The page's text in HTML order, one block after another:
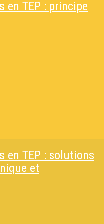
en TEP : principe
en TEP : solutions
et